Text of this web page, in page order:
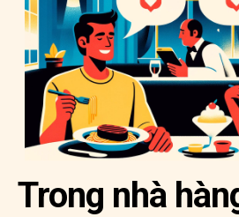
Trong nhà